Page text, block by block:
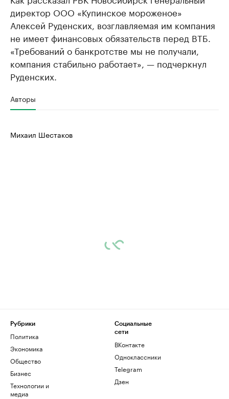
директор ООО «Купинское мороженое»
Алексей Руденских, возглавляемая им компания
не имеет финансовых обязательств перед ВТБ.
«Требований о банкротстве мы не получали,
компания стабильно работает», — подчеркнул
Руденских.
Авторы
Михаил Шестаков
Рубрики
Политика
Экономика
Общество
Бизнес
Технологии и
медиа
Социальные
сети
ВКонтакте
Одноклассники
Telegram
Дзен